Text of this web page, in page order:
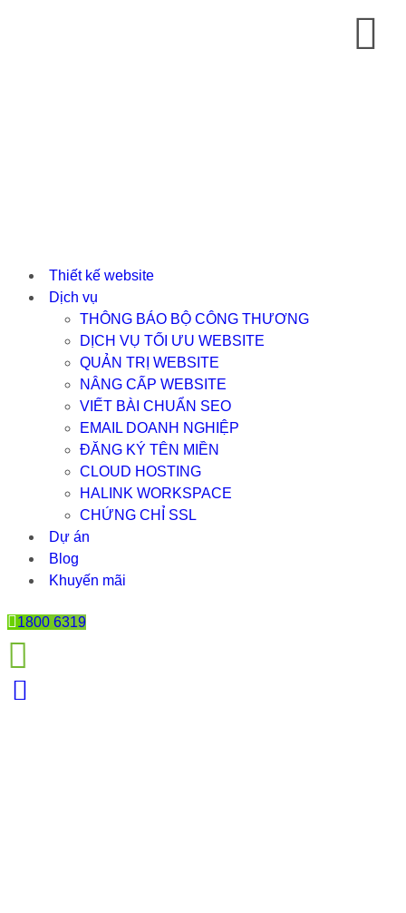
Thiết kế website
Dịch vụ
THÔNG BÁO BỘ CÔNG THƯƠNG
DỊCH VỤ TỐI ƯU WEBSITE
QUẢN TRỊ WEBSITE
NÂNG CẤP WEBSITE
VIẾT BÀI CHUẨN SEO
EMAIL DOANH NGHIỆP
ĐĂNG KÝ TÊN MIỀN
CLOUD HOSTING
HALINK WORKSPACE
CHỨNG CHỈ SSL
Dự án
Blog
Khuyến mãi
1800 6319